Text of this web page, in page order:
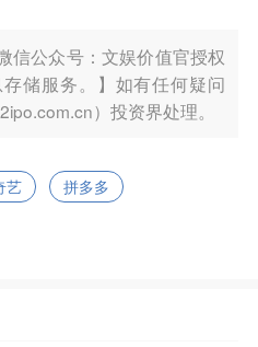
信公众号：文娱价值官授权
储服务。】如有任何疑问
）投资界处理。
艺
拼多多